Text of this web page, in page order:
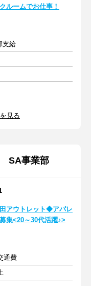
ルームでお仕事！
支給
見る
SA事業部
アウトレット◆アパレ
集<20～30代活躍♪>
通費